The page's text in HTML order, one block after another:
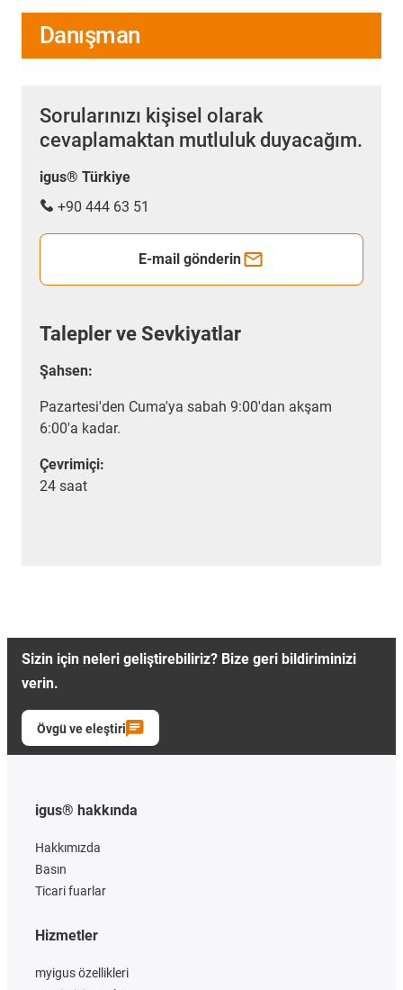
Danışman
Sorularınızı kişisel olarak
cevaplamaktan mutluluk duyacağım.
igus® Türkiye
+90 444 63 51
E-mail gönderin
Talepler ve Sevkiyatlar
Şahsen:
Pazartesi'den Cuma'ya sabah 9:00'dan akşam
6:00'a kadar.
Çevrimiçi:
24 saat
Sizin için neleri geliştirebiliriz? Bize geri bildiriminizi
verin.
Övgü ve eleştiri
igus® hakkında
Hakkımızda
Basın
Ticari fuarlar
Hizmetler
myigus özellikleri